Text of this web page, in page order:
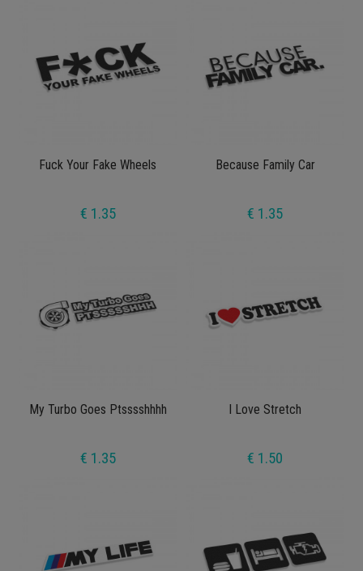
Fuck Your Fake Wheels
€ 1.35
Because Family Car
€ 1.35
My Turbo Goes Ptsssshhhh
€ 1.35
I Love Stretch
€ 1.50